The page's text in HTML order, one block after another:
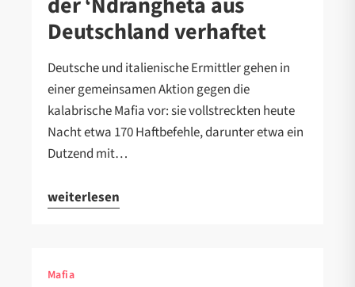
Deutschland verhaftet
Deutsche und italienische Ermittler gehen in
einer gemeinsamen Aktion gegen die
kalabrische Mafia vor: sie vollstreckten heute
Nacht etwa 170 Haftbefehle, darunter etwa ein
Dutzend mit…
weiterlesen
Mafia